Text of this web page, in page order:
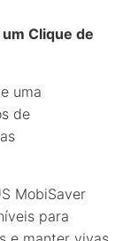
Clique de
uma
de
MobiSaver
para